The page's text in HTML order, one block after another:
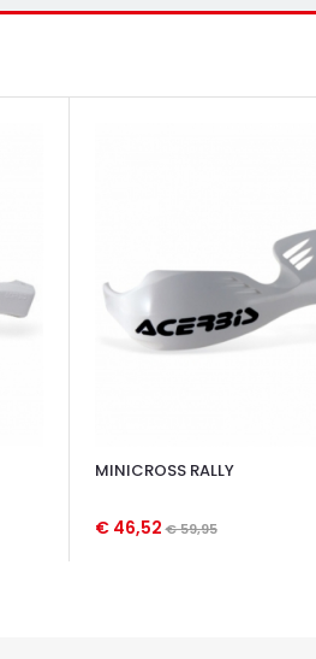
MINICROSS RALLY
€ 46,52€ 59,95